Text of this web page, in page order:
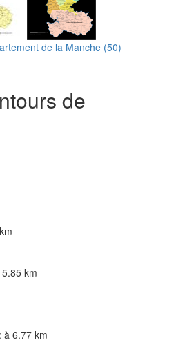
de la Manche (50)
de
km
: à 6.77 km